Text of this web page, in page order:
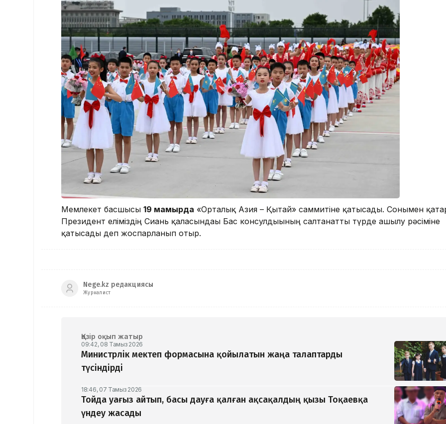
Мемлекет басшысы 19 мамырда «Орталық Азия – Қытай» саммитіне қатысады. Сонымен
Президент еліміздің Сиань қаласындағы Бас консулдығының салтанатты түрде ашылу рәсіміне
қатысады деп жоспарланып отыр.
Nege.kz редакциясы
Журналист
Қазір оқып жатыр
09:42, 08 Тамыз 2026
Министрлік мектеп формасына қойылатын жаңа талаптарды
түсіндірді
18:46, 07 Тамыз 2026
Тойда уағыз айтып, басы дауға қалған ақсақалдың қызы Тоқаевқа
үндеу жасады